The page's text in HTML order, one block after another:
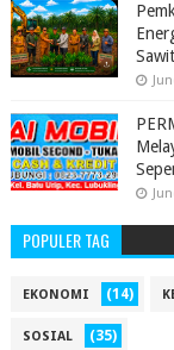
Sawit
POPULER TAG
EKONOMI (14)
SOSIAL (35)